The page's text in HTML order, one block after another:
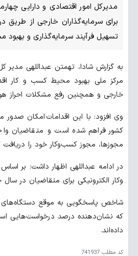
مدیرکل امور اقتصادی و دارایی
برای سرمایه‌گذاران خارجی از
تسهیل فرآیند سرمایه‌گذاری و
به گزارش شادا، تهمتن عبداللهی مدیر
مرکز ملی بهبود محیط کسب و کار
خارجی و همچنین رفع مشکلات احراز
وی افزود: با این اقدامات امکان صدور
کشور فراهم شده است و متقاضیان
مجوزها، مجوز کسب‌وکار خود را دریافت
وکار الکترونیکی برای متقاضیان در
که نشان‌دهنده درصد درخواست‌هایی
داده‌اند.
کد مطلب 741937